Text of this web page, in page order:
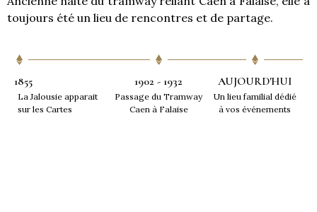
toujours été un lieu de rencontres et de partage.
1855
La Jalousie apparait
sur les Cartes
1902 - 1932
Passage du Tramway
Caen à Falaise
AUJOURD'HUI
Un lieu familial dédié
à vos événements